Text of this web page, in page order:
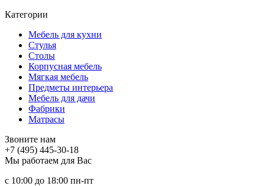
Категории
Мебель для кухни
Стулья
Столы
Корпусная мебель
Мягкая мебель
Предметы интерьера
Мебель для дачи
Фабрики
Матраcы
Звоните нам
+7 (495) 445-30-18
Мы работаем для Вас
с 10:00 до 18:00 пн-пт